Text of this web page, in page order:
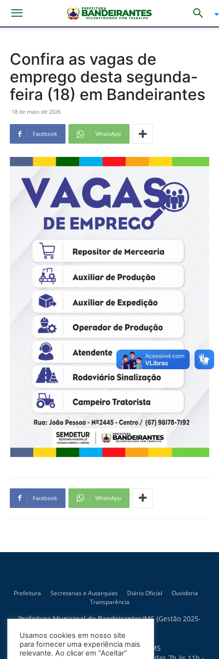
Confira as vagas de
emprego desta segunda-
feira (18) em Bandeirantes
18 de maio de 2026
Facebook WhatsApp
Facebook WhatsApp
Prefeitura Secretarias e Autarquias Diário Oficial
Ouvidoria
Transparência
Prefeitura Municipal de Bandeirantes/MS (Gestão 2025-
Rua Artur Bernardes, 300
79.430-015 - Bandeirantes - MS
Usamos cookies em nosso site
para fornecer uma experiência mais
relevante. Ao clicar em “Aceitar”